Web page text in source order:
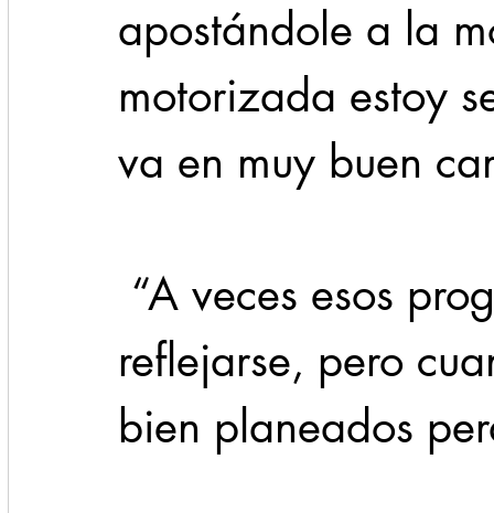
apostándole a la
motorizada estoy
va en muy buen
reflejarse, pero
bien planeados